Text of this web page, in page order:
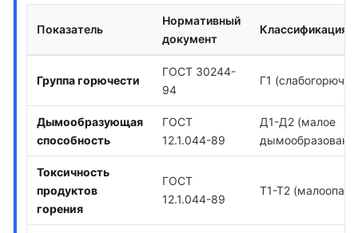
Показатель
Нормативный
документ
Классификация
Группа горючести
ГОСТ 30244-
94
Г1
Дымообразующая
способность
ГОСТ
12.1.044-89
Д1-Д2 (малое
Токсичность
продуктов
горения
ГОСТ
12.1.044-89
Т1-Т2